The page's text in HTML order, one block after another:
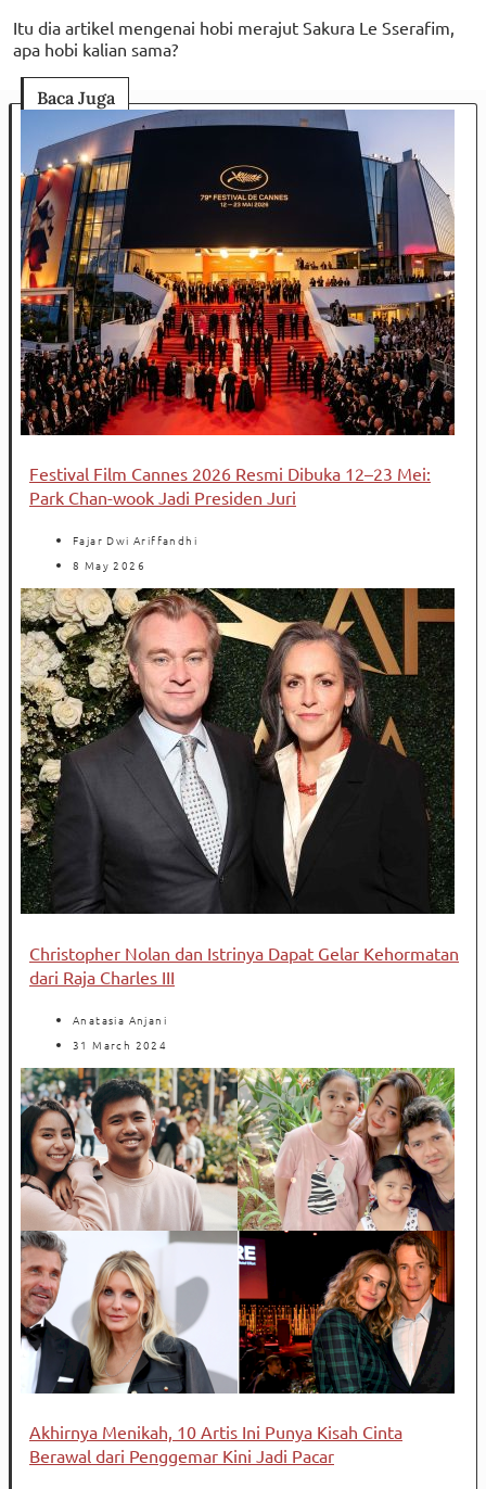
Itu dia artikel mengenai hobi merajut Sakura Le Sserafim,
apa hobi kalian sama?
Baca Juga
Festival Film Cannes 2026 Resmi Dibuka 12–23 Mei:
Park Chan-wook Jadi Presiden Juri
Fajar Dwi Ariffandhi
8 May 2026
Christopher Nolan dan Istrinya Dapat Gelar Kehormatan
dari Raja Charles III
Anatasia Anjani
31 March 2024
Akhirnya Menikah, 10 Artis Ini Punya Kisah Cinta
Berawal dari Penggemar Kini Jadi Pacar